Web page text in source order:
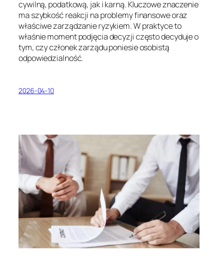
cywilną, podatkową, jak i karną. Kluczowe znaczenie
ma szybkość reakcji na problemy finansowe oraz
właściwe zarządzanie ryzykiem. W praktyce to
właśnie moment podjęcia decyzji często decyduje o
tym, czy członek zarządu poniesie osobistą
odpowiedzialność.
2026-04-10